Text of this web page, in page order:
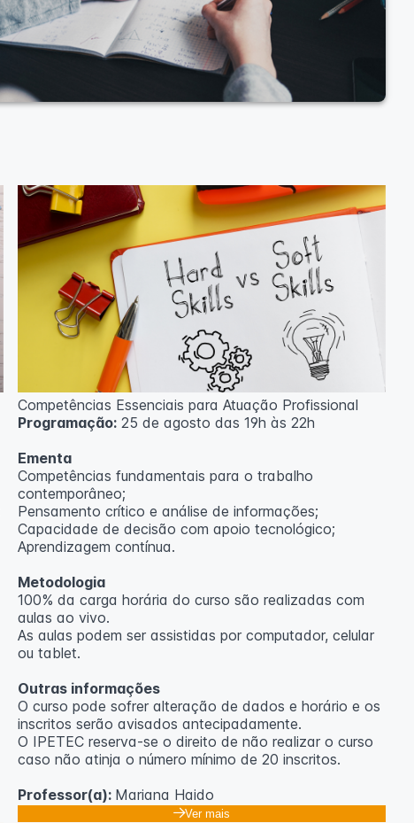
Competências Essenciais para Atuação Profissional
Programação:25 de agosto das 19h às 22h
Ementa
Competências fundamentais para o trabalho
contemporâneo;
Pensamento crítico e análise de informações;
Capacidade de decisão com apoio tecnológico;
Aprendizagem contínua.
Metodologia
100% da carga horária do curso são realizadas com
aulas ao vivo.
As aulas podem ser assistidas por computador, celular
ou tablet.
Outras informações
O curso pode sofrer alteração de dados e horário e os
inscritos serão avisados ​​antecipadamente.
O IPETEC reserva-se o direito de não realizar o curso
caso não atinja o número mínimo de 20 inscritos.
Professor(a): Mariana Haido
Ver mais